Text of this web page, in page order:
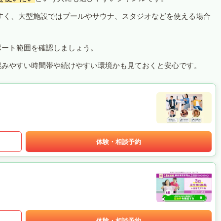
、大型施設ではプールやサウナ、スタジオなどを使える場合
ト範囲を確認しましょう。
やすい時間帯や続けやすい環境かも見ておくと安心です。
体験・相談予約